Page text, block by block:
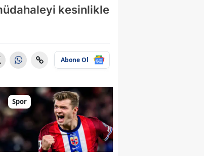
kesinlikle
Abone Ol
Spor